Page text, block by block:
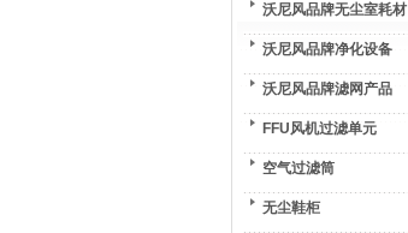
沃尼风品牌无尘室耗材
沃尼风品牌净化设备
沃尼风品牌滤网产品
FFU风机过滤单元
空气过滤筒
无尘鞋柜